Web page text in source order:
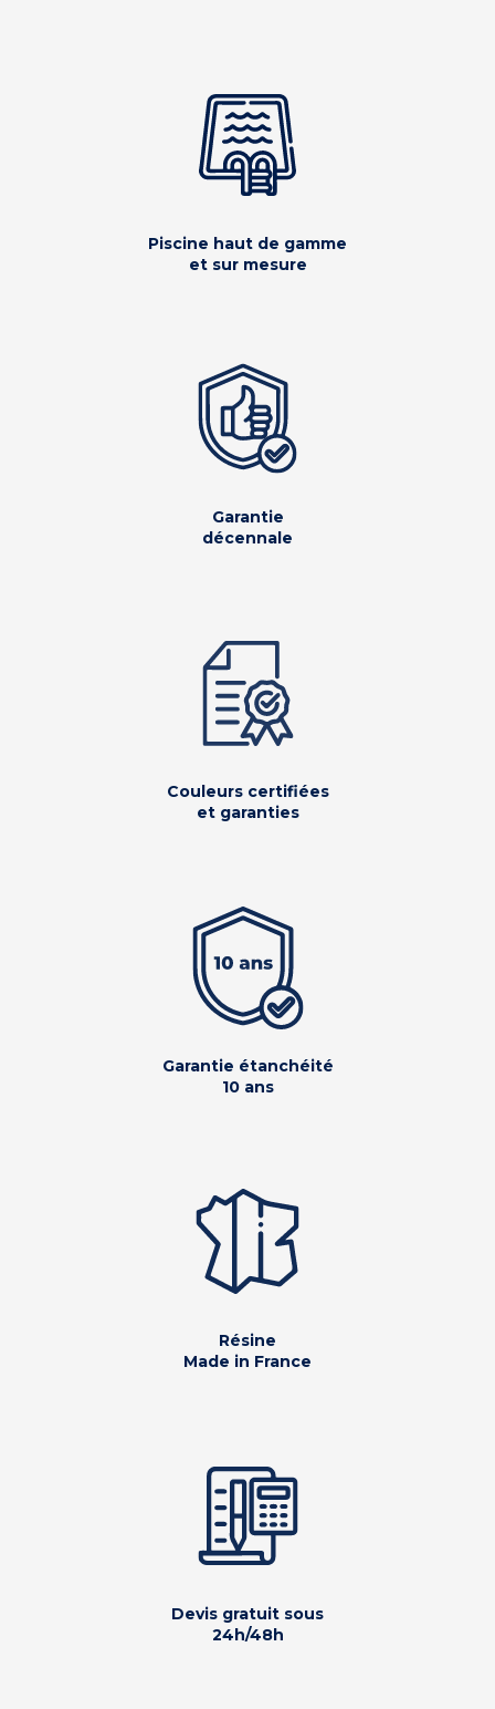
Piscine haut de gamme
et sur mesure
Garantie
décennale
Couleurs certifiées
et garanties
Garantie étanchéité
10 ans
Résine
Made in France
Devis gratuit sous
24h/48h